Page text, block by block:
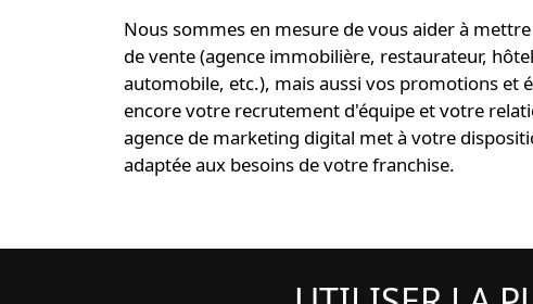
Nous sommes en mesure de vous aider à
de vente (agence immobilière, restaurateur,
automobile, etc.), mais aussi vos promotions et
encore votre recrutement d'équipe et votre
agence de marketing digital met à votre
adaptée aux besoins de votre franchise.